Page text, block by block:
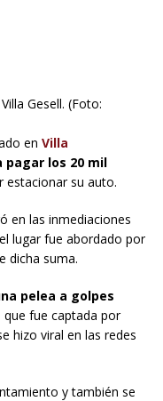
Gesell. (Foto:
en Villa
los 20 mil
estacionar su auto.
en las inmediaciones
lugar fue abordado por
dicha suma.
pelea a golpes
que fue captada por
hizo viral en las redes
y también se